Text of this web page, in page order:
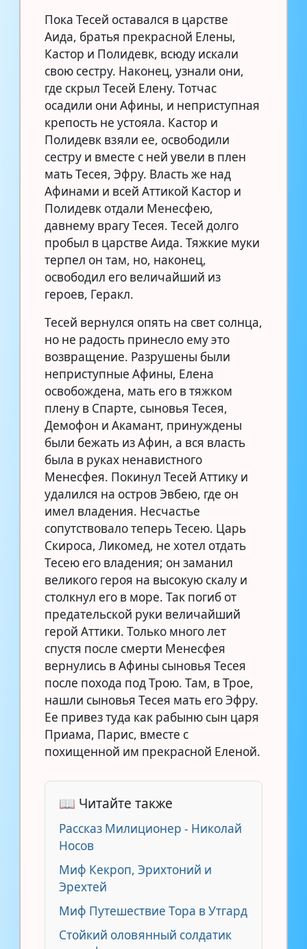
Пока Тесей оставался в царстве
Аида, братья прекрасной Елены,
Кастор и Полидевк, всюду искали
свою сестру. Наконец, узнали они,
где скрыл Тесей Елену. Тотчас
осадили они Афины, и неприступная
крепость не устояла. Кастор и
Полидевк взяли ее, освободили
сестру и вместе с ней увели в плен
мать Тесея, Эфру. Власть же над
Афинами и всей Аттикой Кастор и
Полидевк отдали Менесфею,
давнему врагу Тесея. Тесей долго
пробыл в царстве Аида. Тяжкие муки
терпел он там, но, наконец,
освободил его величайший из
героев, Геракл.
Тесей вернулся опять на свет солнца,
но не радость принесло ему это
возвращение. Разрушены были
неприступные Афины, Елена
освобождена, мать его в тяжком
плену в Спарте, сыновья Тесея,
Демофон и Акамант, принуждены
были бежать из Афин, а вся власть
была в руках ненавистного
Менесфея. Покинул Тесей Аттику и
удалился на остров Эвбею, где он
имел владения. Несчастье
сопутствовало теперь Тесею. Царь
Скироса, Ликомед, не хотел отдать
Тесею его владения; он заманил
великого героя на высокую скалу и
столкнул его в море. Так погиб от
предательской руки величайший
герой Аттики. Только много лет
спустя после смерти Менесфея
вернулись в Афины сыновья Тесея
после похода под Трою. Там, в Трое,
нашли сыновья Тесея мать его Эфру.
Ее привез туда как рабыню сын царя
Приама, Парис, вместе с
похищенной им прекрасной Еленой.
📖 Читайте также
Рассказ Милиционер - Николай
Носов
Миф Кекроп, Эрихтоний и
Эрехтей
Миф Путешествие Тора в Утгард
Стойкий оловянный солдатик